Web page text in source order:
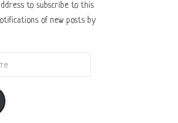
to subscribe to this
of new posts by